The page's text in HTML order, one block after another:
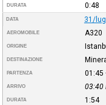
DURATA 0:48
DATA 31/
AEROMOBILE A320
ORIGINE
DESTINAZIONE
PARTENZA 01:45
ARRIVO 03:40
DURATA 1:54